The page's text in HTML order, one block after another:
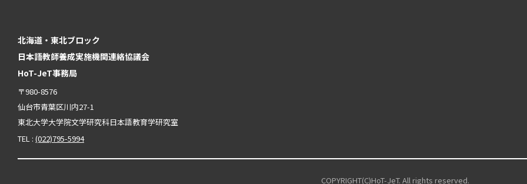
北海道・東北ブロック
日本語教師養成実施機関連絡協議会
HoT-JeT事務局
〒980-8576
仙台市青葉区川内27-1
東北大学大学院文学研究科日本語教育学研究室
TEL : (022)795-5994
COPYRIGHT(C)HoT-JeT. All rights reserved.